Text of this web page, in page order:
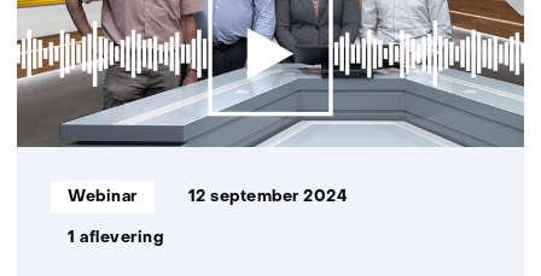
energievoorziening
Informatietype:
Webinar 12 september 2024
1 aflevering